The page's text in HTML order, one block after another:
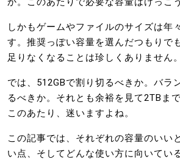
しかもゲームやファイルのサイズは年
す。推奨っぽい容量を選んだつもりで
足りなくなることは珍しくありません。
では、512GBで割り切るべきか。バラ
るべきか。それとも余裕を見て2TBま
このあたり、迷いますよね。
この記事では、それぞれの容量のいい
い点、そしてどんな使い方に向いてい